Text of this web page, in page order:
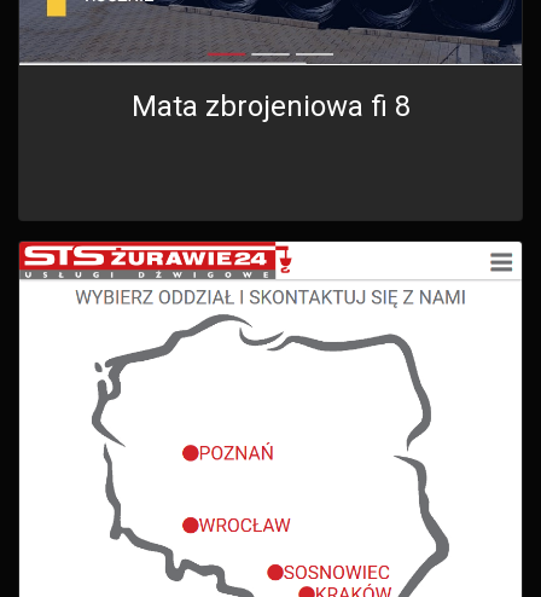
Mata zbrojeniowa fi 8